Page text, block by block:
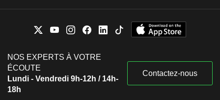
NOS EXPERTS À VOTRE
ÉCOUTE
Lundi - Vendredi 9h-12h / 14h-
18h
Contactez-nous